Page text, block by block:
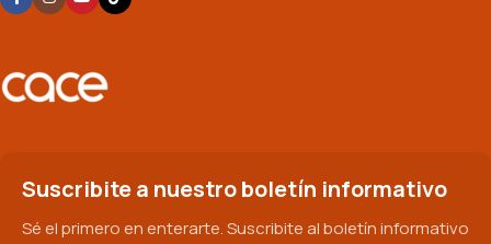
Suscribite a nuestro boletín informativo
Sé el primero en enterarte. Suscribite al boletín informativo